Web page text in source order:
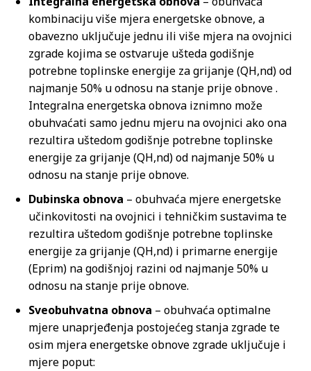
kombinaciju više mjera energetske obnove, a
obavezno uključuje jednu ili više mjera na ovojnici
zgrade kojima se ostvaruje ušteda godišnje
potrebne toplinske energije za grijanje (QH,nd) od
najmanje 50% u odnosu na stanje prije obnove .
Integralna energetska obnova iznimno može
obuhvaćati samo jednu mjeru na ovojnici ako ona
rezultira uštedom godišnje potrebne toplinske
energije za grijanje (QH,nd) od najmanje 50% u
odnosu na stanje prije obnove.
Dubinska obnova – obuhvaća mjere energetske
učinkovitosti na ovojnici i tehničkim sustavima te
rezultira uštedom godišnje potrebne toplinske
energije za grijanje (QH,nd) i primarne energije
(Eprim) na godišnjoj razini od najmanje 50% u
odnosu na stanje prije obnove.
Sveobuhvatna obnova – obuhvaća optimalne
mjere unaprjeđenja postojećeg stanja zgrade te
osim mjera energetske obnove zgrade uključuje i
mjere poput: